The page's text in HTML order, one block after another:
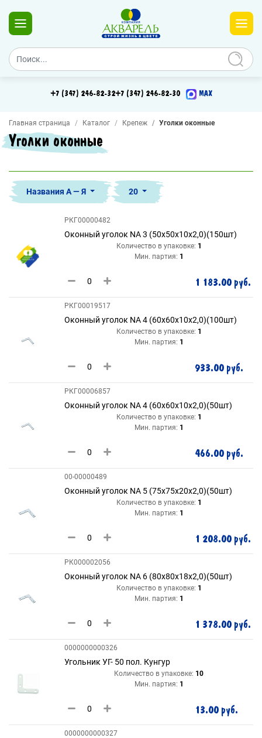
+7 (347) 246-82-32+7 (347) 246-82-30 MAX
Главная страница Каталог Крепеж Уголки оконные
Уголки оконные
Названия А — Я 20
РКГ00000482
Оконный уголок NA 3 (50х50х10х2,0)(150шт)
Количество в упаковке: 1
Мин. партия: 1
1 183.00 руб.
РКГ00019517
Оконный уголок NA 4 (60х60х10х2,0)(100шт)
Количество в упаковке: 1
Мин. партия: 1
933.00 руб.
РКГ00006857
Оконный уголок NA 4 (60х60х10х2,0)(50шт)
Количество в упаковке: 1
Мин. партия: 1
466.00 руб.
00-00000489
Оконный уголок NA 5 (75х75х20х2,0)(50шт)
Количество в упаковке: 1
Мин. партия: 1
1 208.00 руб.
РК000002056
Оконный уголок NA 6 (80х80х18х2,0)(50шт)
Количество в упаковке: 1
Мин. партия: 1
1 378.00 руб.
0000000000326
Угольник УГ- 50 пол. Кунгур
Количество в упаковке: 10
Мин. партия: 1
13.00 руб.
0000000000327